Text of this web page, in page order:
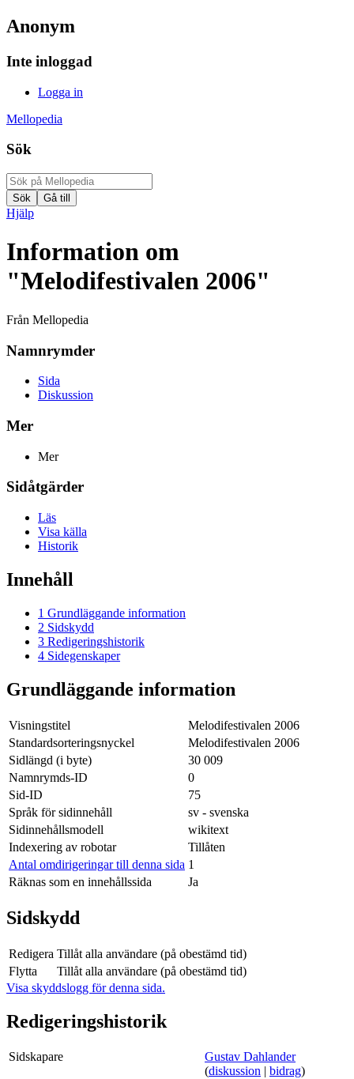
Anonym
Inte inloggad
Logga in
Mellopedia
Sök
Hjälp
Information om
"Melodifestivalen 2006"
Från Mellopedia
Namnrymder
Sida
Diskussion
Mer
Mer
Sidåtgärder
Läs
Visa källa
Historik
Innehåll
1 Grundläggande information
2 Sidskydd
3 Redigeringshistorik
4 Sidegenskaper
Grundläggande information
Visningstitel
Melodifestivalen 2006
Standardsorteringsnyckel
Melodifestivalen 2006
Sidlängd (i byte)
30 009
Namnrymds-ID
0
Sid-ID
75
Språk för sidinnehåll
sv - svenska
Sidinnehållsmodell
wikitext
Indexering av robotar
Tillåten
Antal omdirigeringar till denna sida 1
Räknas som en innehållssida
Ja
Sidskydd
Redigera Tillåt alla användare (på obestämd tid)
Flytta
Tillåt alla användare (på obestämd tid)
Visa skyddslogg för denna sida.
Redigeringshistorik
Sidskapare
Gustav Dahlander
(diskussion | bidrag)